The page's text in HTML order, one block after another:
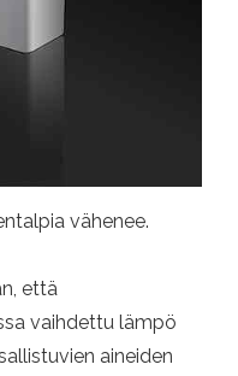
vähenee.
että
vaihdettu lämpö
aineiden